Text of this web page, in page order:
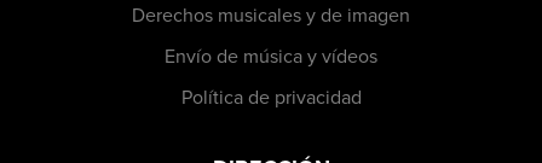
Derechos musicales y de imagen
Envío de música y vídeos
Política de privacidad